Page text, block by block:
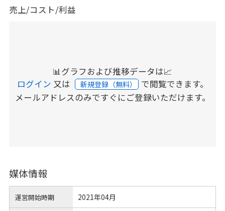
売上/コスト/利益
📊グラフおよび推移データは📈
ログイン 又は 新規登録（無料） で閲覧できます。
メールアドレスのみですぐにご登録いただけます。
媒体情報
運営開始時期 2021年04月